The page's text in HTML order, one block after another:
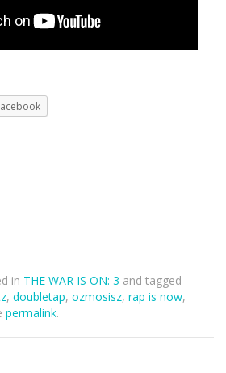
in THE WAR IS ON: 3 and tagged
, doubletap, ozmosisz, rap is now,
permalink.